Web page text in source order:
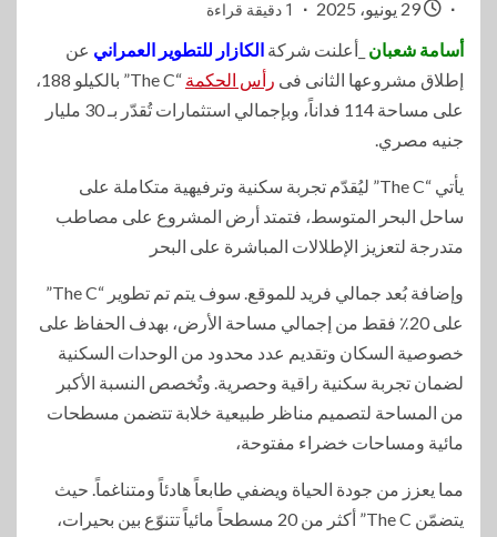
1 دقيقة قراءة
أسامة شعبان _أعلنت شركة الكازار للتطوير العمراني عن
إطلاق مشروعها الثانى فى رأس الحكمة
“The C” بالكيلو 188،
على مساحة 114 فداناً، وبإجمالي استثمارات تُقدّر بـ 30 مليار
جنيه مصري.
يأتي “The C” ليُقدّم تجربة سكنية وترفيهية متكاملة على
ساحل البحر المتوسط، فتمتد أرض المشروع على مصاطب
متدرجة لتعزيز الإطلالات المباشرة على البحر
وإضافة بُعد جمالي فريد للموقع. سوف يتم تم تطوير “The C”
على 20٪ فقط من إجمالي مساحة الأرض، بهدف الحفاظ على
خصوصية السكان وتقديم عدد محدود من الوحدات السكنية
لضمان تجربة سكنية راقية وحصرية. وتُخصص النسبة الأكبر
من المساحة لتصميم مناظر طبيعية خلابة تتضمن مسطحات
مائية ومساحات خضراء مفتوحة،
مما يعزز من جودة الحياة ويضفي طابعاً هادئاً ومتناغماً. حيث
يتضمّن The C” أكثر من 20 مسطحاً مائياً تتنوّع بين بحيرات،